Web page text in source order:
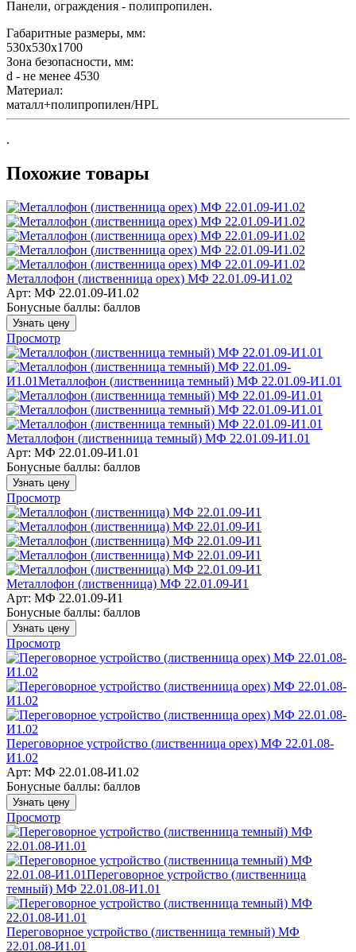
Панели, ограждения - полипропилен.
Габаритные размеры, мм:
530х530х1700
Зона безопасности, мм:
d - не менее 4530
Материал:
маталл+полипропилен/HPL
.
Похожие товары
Металлофон (лиственница орех) МФ 22.01.09-И1.02
Арт: МФ 22.01.09-И1.02
Бонусные баллы: баллов
Узнать цену
Просмотр
Металлофон (лиственница темный) МФ 22.01.09-И1.01
Арт: МФ 22.01.09-И1.01
Бонусные баллы: баллов
Узнать цену
Просмотр
Металлофон (лиственница) МФ 22.01.09-И1
Арт: МФ 22.01.09-И1
Бонусные баллы: баллов
Узнать цену
Просмотр
Переговорное устройство (лиственница орех) МФ 22.01.08-
И1.02
Арт: МФ 22.01.08-И1.02
Бонусные баллы: баллов
Узнать цену
Просмотр
Переговорное устройство (лиственница темный) МФ
22.01.08-И1.01